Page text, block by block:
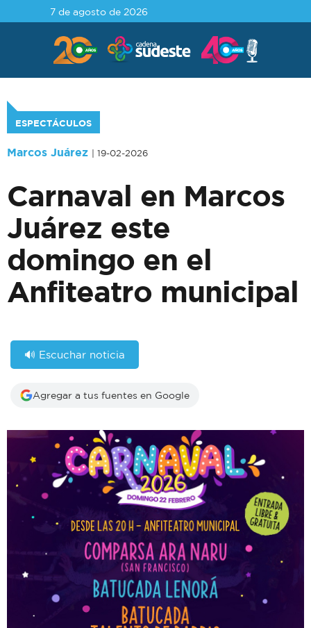
7 de agosto de 2026
ESPECTÁCULOS
Marcos Juárez | 19-02-2026
Carnaval en Marcos
Juárez este
domingo en el
Anfiteatro municipal
🔊 Escuchar noticia
Agregar a tus fuentes en Google